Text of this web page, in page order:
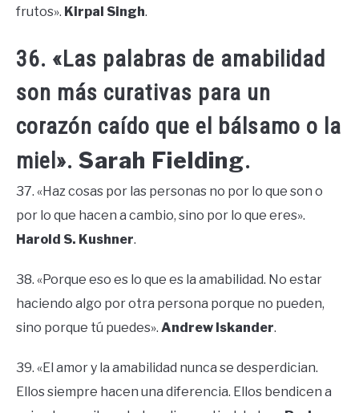
frutos». Kirpal Singh.
36. «Las palabras de amabilidad
son más curativas para un
corazón caído que el bálsamo o la
miel». Sarah Fielding.
37. «Haz cosas por las personas no por lo que son o
por lo que hacen a cambio, sino por lo que eres».
Harold S. Kushner.
38. «Porque eso es lo que es la amabilidad. No estar
haciendo algo por otra persona porque no pueden,
sino porque tú puedes». Andrew Iskander.
39. «El amor y la amabilidad nunca se desperdician.
Ellos siempre hacen una diferencia. Ellos bendicen a